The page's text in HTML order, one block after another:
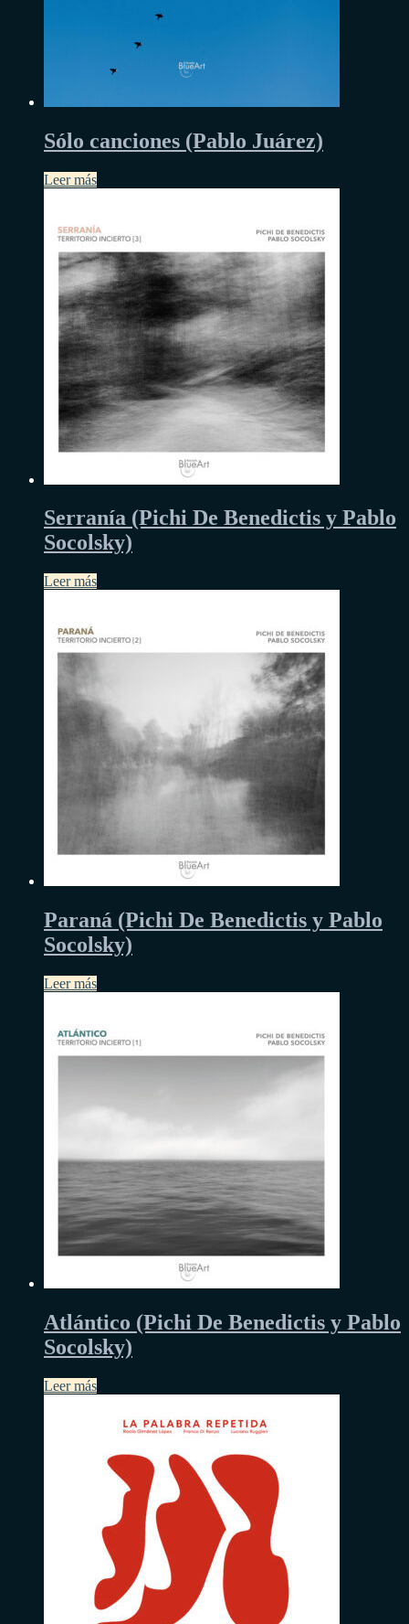
Sólo canciones (Pablo Juárez)
Leer más
Serranía (Pichi De Benedictis y Pablo
Socolsky)
Leer más
Paraná (Pichi De Benedictis y Pablo
Socolsky)
Leer más
Atlántico (Pichi De Benedictis y Pablo
Socolsky)
Leer más